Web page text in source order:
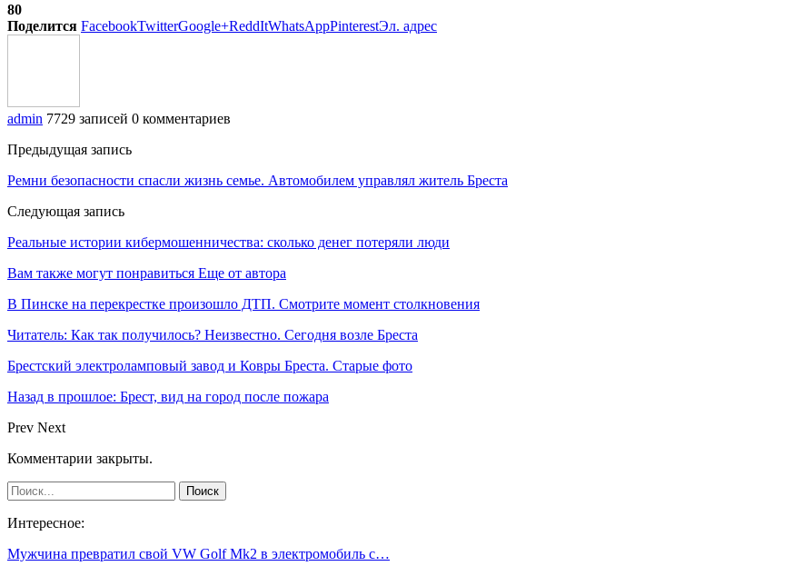
80
Поделится FacebookTwitterGoogle+ReddItWhatsAppPinterestЭл. адрес
admin 7729 записей 0 комментариев
Предыдущая запись
Ремни безопасности спасли жизнь семье. Автомобилем управлял житель Бреста
Следующая запись
​Реальные истории кибермошенничества: сколько денег потеряли люди
Вам также могут понравиться Еще от автора
В Пинске на перекрестке произошло ДТП. Смотрите момент столкновения
Читатель: Как так получилось? Неизвестно. Сегодня возле Бреста
Брестский электроламповый завод и Ковры Бреста. Старые фото
Назад в прошлое: Брест, вид на город после пожара
Prev Next
Комментарии закрыты.
Интересное:
Мужчина превратил свой VW Golf Mk2 в электромобиль с…